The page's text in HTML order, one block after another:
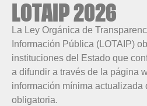
LOTAIP 2026
La Ley Orgánica de
Información Pública (LOTAIP)
instituciones del Estado que
a difundir a través de la página
información mínima actualizada
obligatoria.